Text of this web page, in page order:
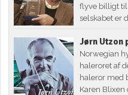
flyve billigt til
selskabet er
Jørn Utzon
Norwegian
haleroret af
haleror med
Karen Blixen